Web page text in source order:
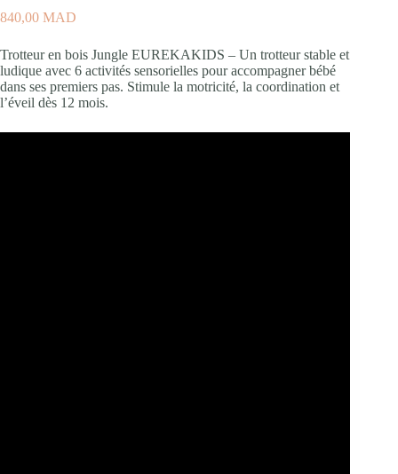
840,00 MAD
Trotteur en bois Jungle EUREKAKIDS – Un trotteur stable et
ludique avec 6 activités sensorielles pour accompagner bébé
dans ses premiers pas. Stimule la motricité, la coordination et
l’éveil dès 12 mois.